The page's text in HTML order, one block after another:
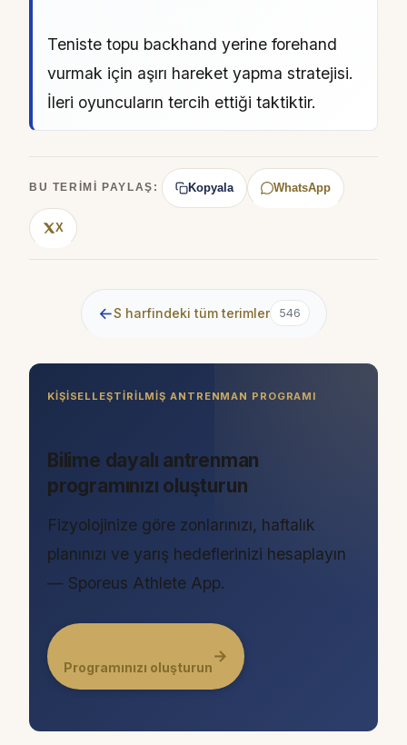
Teniste topu backhand yerine forehand
vurmak için aşırı hareket yapma stratejisi.
İleri oyuncuların tercih ettiği taktiktir.
BU TERIMI PAYLAŞ: Kopyala WhatsApp
X
←S harfindeki tüm terimler 546
KIŞISELLEŞTIRILMIŞ ANTRENMAN PROGRAMI
Bilime dayalı antrenman
programınızı oluşturun
Fizyolojinize göre zonlarınızı, haftalık
planınızı ve yarış hedeflerinizi hesaplayın
— Sporeus Athlete App.
Programınızı oluşturun
→